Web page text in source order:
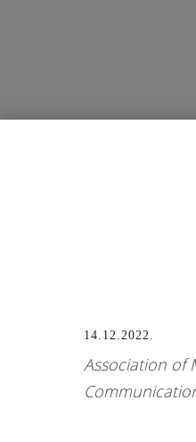
14.12.2022.
Association of